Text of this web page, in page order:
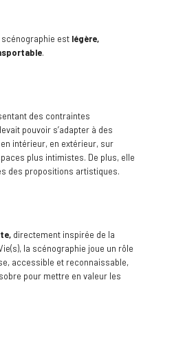
scénographie est légère,
.
des contraintes
pouvoir s’adapter à des
en intérieur, en extérieur, sur
plus intimistes. De plus, elle
des propositions artistiques.
directement inspirée de la
la scénographie joue un rôle
accessible et reconnaissable,
pour mettre en valeur les